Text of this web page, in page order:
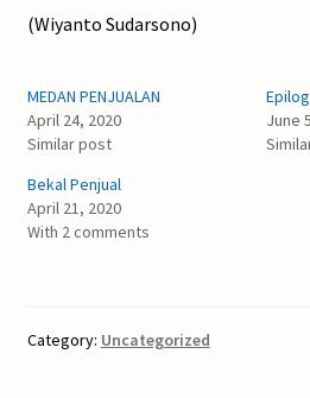
(Wiyanto Sudarsono)
MEDAN PENJUALAN
April 24, 2020
Similar post
June
Bekal Penjual
April 21, 2020
With 2 comments
Category: Uncategorized